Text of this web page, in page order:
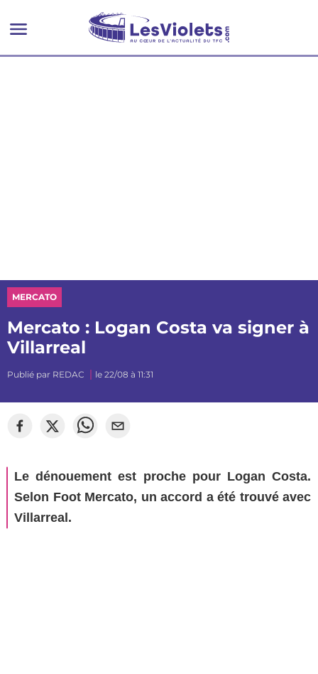
MERCATO
Mercato : Logan Costa va signer à
Villarreal
Publié par REDAC le 22/08 à 11:31
Le dénouement est proche pour Logan Costa.
Selon Foot Mercato, un accord a été trouvé avec
Villarreal.